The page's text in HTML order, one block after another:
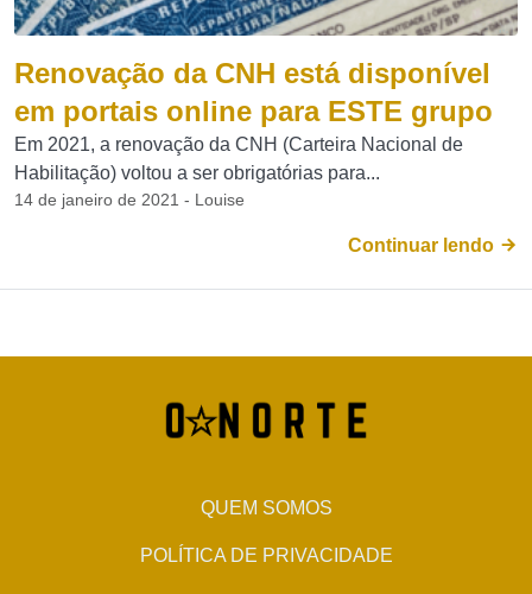
Renovação da CNH está disponível
em portais online para ESTE grupo
Em 2021, a renovação da CNH (Carteira Nacional de
Habilitação) voltou a ser obrigatórias para...
14 de janeiro de 2021 - Louise
Continuar lendo
QUEM SOMOS
POLÍTICA DE PRIVACIDADE